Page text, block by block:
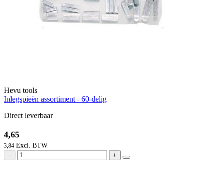
Hevu tools
Inlegspieën assortiment - 60-delig
Direct leverbaar
4,65
3,84
− +